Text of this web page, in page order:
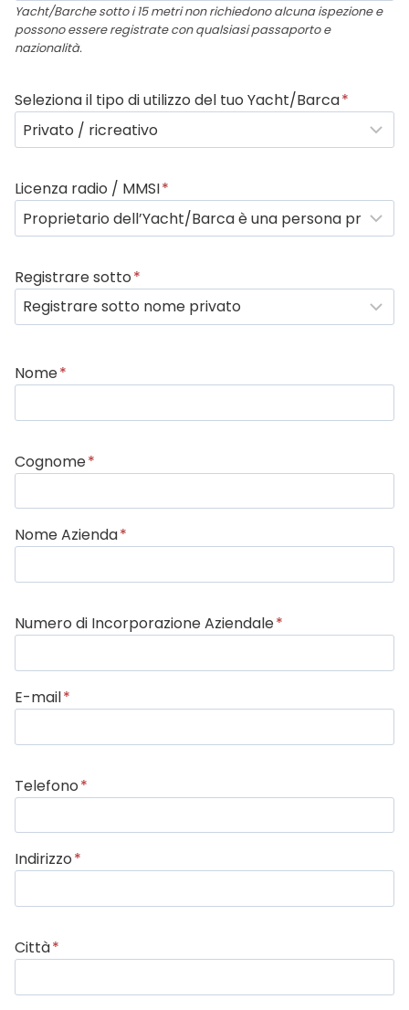
Yacht/Barche sotto i 15 metri non richiedono alcuna ispezione e
possono essere registrate con qualsiasi passaporto e
nazionalità.
Seleziona il tipo di utilizzo del tuo Yacht/Barca*
Licenza radio / MMSI*
Registrare sotto*
Nome*
Cognome*
Nome Azienda*
Numero di Incorporazione Aziendale*
E-mail*
Telefono*
Indirizzo*
Città*